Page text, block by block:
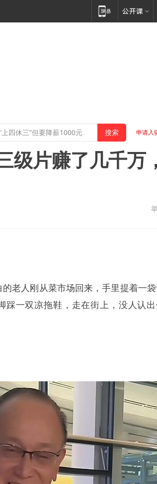
申请入
级片赚了几千万
老人刚从菜市场回来，手里提着一
踩一双凉拖鞋，走在街上，没人认